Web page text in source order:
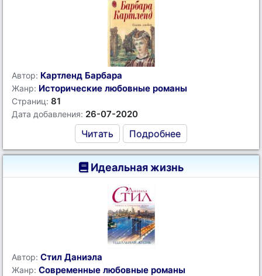
Автор: Картленд Барбара
Жанр: Исторические любовные романы
Страниц: 81
Дата добавления: 26-07-2020
Читать Подробнее
Идеальная жизнь
Автор: Стил Даниэла
Жанр: Современные любовные романы